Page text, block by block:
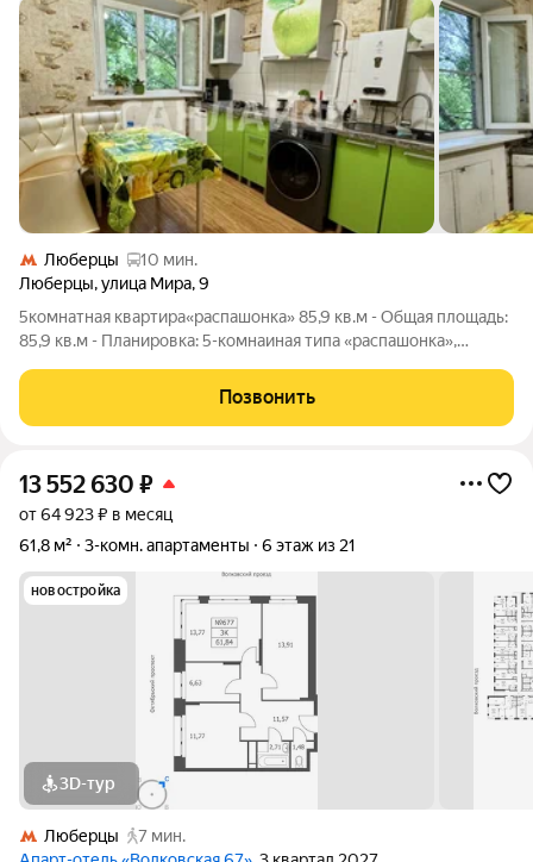
Люберцы
10 мин.
Люберцы,улица Мира,9
5комнатная квартира«распашонка» 85,9 кв.м - Общая площадь:
85,9 кв.м - Планировка: 5-комнаиная типа «распашонка»,
студии - Жилая площадь: 60,5 кв.м - Изолированные комнаты:
14,7, 13,8, 12,6,
Позвонить
13 552 630 ₽
от 64 923 ₽ в месяц
61,8 м²
3-комн. апартаменты 6 этаж из 21
новостройка
3D-тур
Люберцы
7 мин.